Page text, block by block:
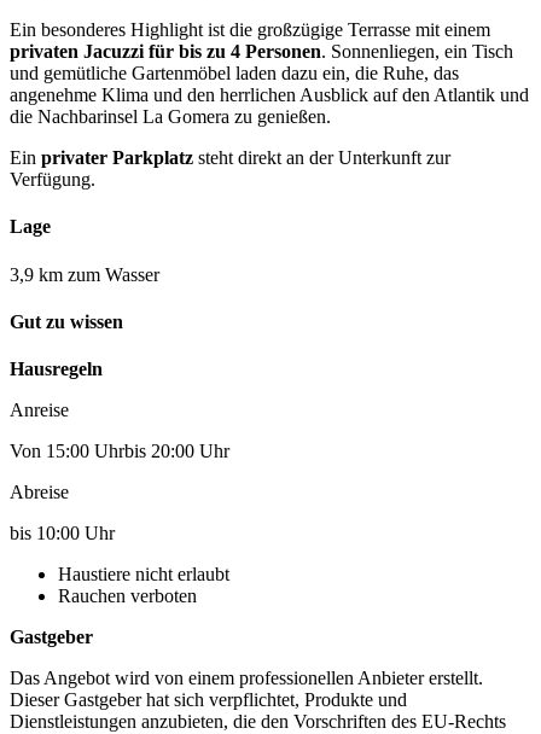
Ein besonderes Highlight ist die großzügige Terrasse mit einem
privaten Jacuzzi für bis zu 4 Personen. Sonnenliegen, ein Tisch
und gemütliche Gartenmöbel laden dazu ein, die Ruhe, das
angenehme Klima und den herrlichen Ausblick auf den Atlantik und
die Nachbarinsel La Gomera zu genießen.
Ein privater Parkplatz steht direkt an der Unterkunft zur
Verfügung.
Lage
3,9 km zum Wasser
Gut zu wissen
Hausregeln
Anreise
Von 15:00 Uhrbis 20:00 Uhr
Abreise
bis 10:00 Uhr
Haustiere nicht erlaubt
Rauchen verboten
Gastgeber
Das Angebot wird von einem professionellen Anbieter erstellt.
Dieser Gastgeber hat sich verpflichtet, Produkte und
Dienstleistungen anzubieten, die den Vorschriften des EU-Rechts